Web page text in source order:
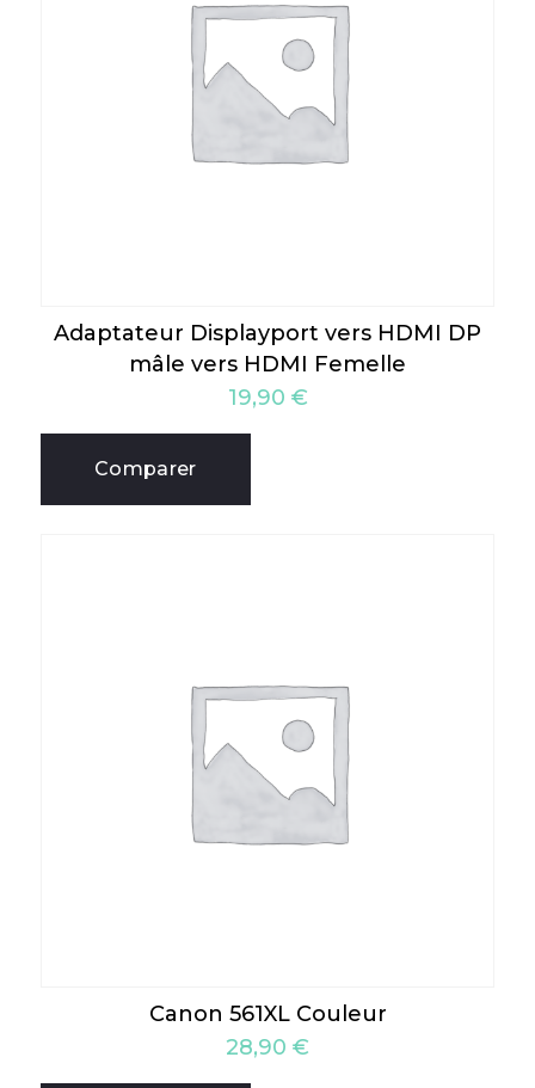
Adaptateur Displayport vers HDMI DP
mâle vers HDMI Femelle
19,90 €
Comparer
Canon 561XL Couleur
28,90 €